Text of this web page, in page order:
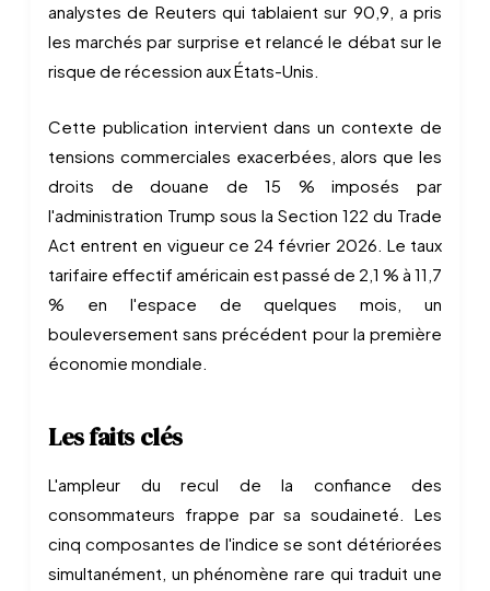
analystes de Reuters qui tablaient sur 90,9, a pris
les marchés par surprise et relancé le débat sur le
risque de récession aux États-Unis.
Cette publication intervient dans un contexte de
tensions commerciales exacerbées, alors que les
droits de douane de 15 % imposés par
l'administration Trump sous la Section 122 du Trade
Act entrent en vigueur ce 24 février 2026. Le taux
tarifaire effectif américain est passé de 2,1 % à 11,7
% en l'espace de quelques mois, un
bouleversement sans précédent pour la première
économie mondiale.
Les faits clés
L'ampleur du recul de la confiance des
consommateurs frappe par sa soudaineté. Les
cinq composantes de l'indice se sont détériorées
simultanément, un phénomène rare qui traduit une